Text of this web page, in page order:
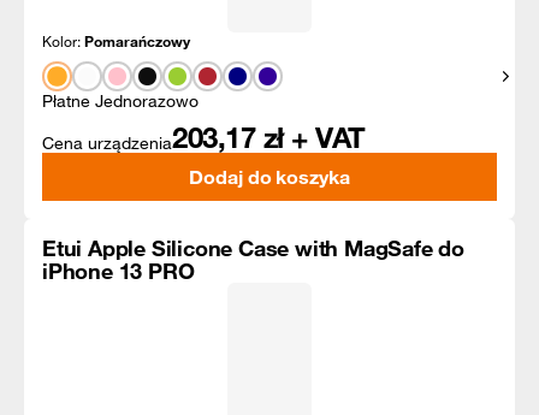
Kolor:Pomarańczowy
Płatne Jednorazowo
Cena urządzenia203,17 zł + VAT
Dodaj do koszyka
Etui Apple Silicone Case with MagSafe do
iPhone 13 PRO